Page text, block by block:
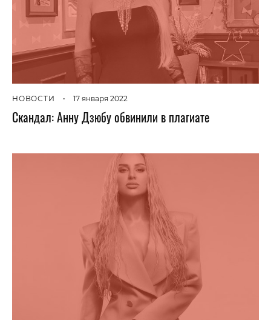
НОВОСТИ • 17 января 2022
Скандал: Анну Дзюбу обвинили в плагиате